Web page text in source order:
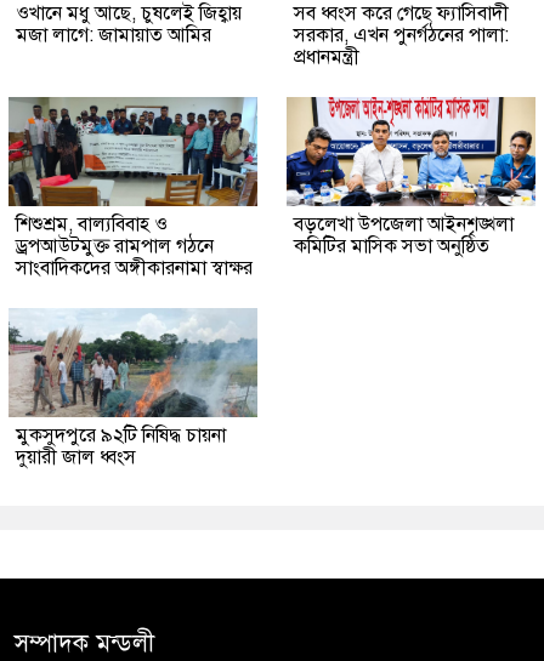
ওখানে মধু আছে, চুষলেই জিহ্বায়
মজা লাগে: জামায়াত আমির
সব ধ্বংস করে গেছে ফ্যাসিবাদী
সরকার, এখন পুনর্গঠনের পালা:
প্রধানমন্ত্রী
শিশুশ্রম, বাল্যবিবাহ ও
ড্রপআউটমুক্ত রামপাল গঠনে
সাংবাদিকদের অঙ্গীকারনামা স্বাক্ষর
বড়লেখা উপজেলা আইনশৃঙ্খলা
কমিটির মাসিক সভা অনুষ্ঠিত
মুকসুদপুরে ৯২টি নিষিদ্ধ চায়না
দুয়ারী জাল ধ্বংস
সম্পাদক মন্ডলী